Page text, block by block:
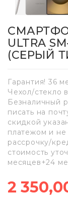
ULTRA
(СЕРЫЙ
Гарантия! 36
Чехол/стекло
Безналичный
писать на
скидкой
платежом и не
рассрочку/
стоимость
месяцев+24
2